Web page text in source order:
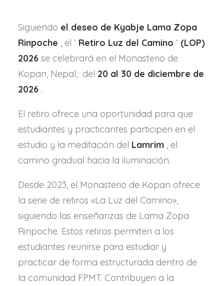
Siguiendo el deseo de Kyabje Lama Zopa
Rinpoche , el ‘ Retiro Luz del Camino ‘ (LOP)
2026 se celebrará en el Monasterio de
Kopan, Nepal, del 20 al 30 de diciembre de
2026 .
El retiro ofrece una oportunidad para que
estudiantes y practicantes participen en el
estudio y la meditación del Lamrim , el
camino gradual hacia la iluminación.
Desde 2023, el Monasterio de Kopan ofrece
la serie de retiros «La Luz del Camino»,
siguiendo las enseñanzas de Lama Zopa
Rinpoche. Estos retiros permiten a los
estudiantes reunirse para estudiar y
practicar de forma estructurada dentro de
la comunidad FPMT. Contribuyen a la